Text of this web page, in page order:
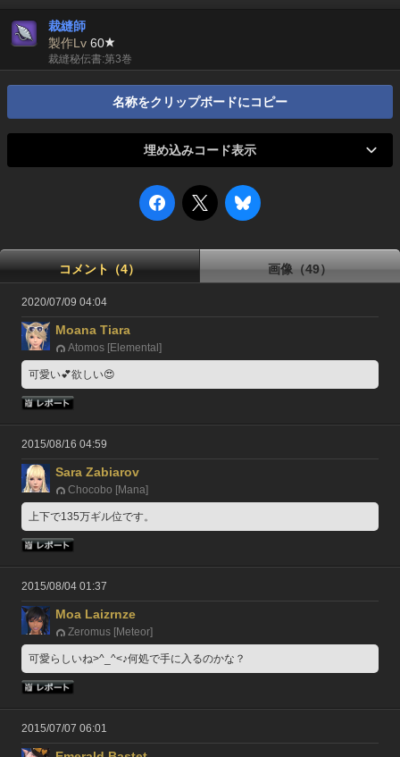
裁縫師
製作Lv 60
裁縫秘伝書:第3巻
名称をクリップボードにコピー
埋め込みコード表示
コメント（4） 画像（49）
2020/07/09 04:04
Moana Tiara
Atomos [Elemental]
可愛い💕欲しい😍
2015/08/16 04:59
Sara Zabiarov
Chocobo [Mana]
上下で135万ギル位です。
2015/08/04 01:37
Moa Laizrnze
Zeromus [Meteor]
可愛らしいね>^_^<♪何処で手に入るのかな？
2015/07/07 06:01